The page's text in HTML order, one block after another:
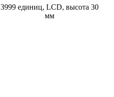
3999 единиц, LCD, высота 30
мм